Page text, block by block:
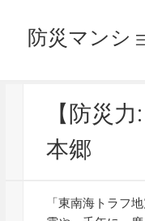
防災マンシ
【防災
本郷
「東南海トラフ